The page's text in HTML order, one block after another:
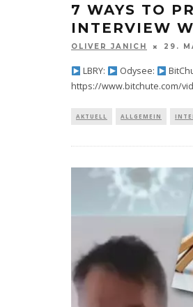
7 WAYS TO
INTERVIEW
OLIVER JANICH 29.
LBRY: Odysee:
https://www.bitchute.com/
AKTUELL ALLGEMEIN